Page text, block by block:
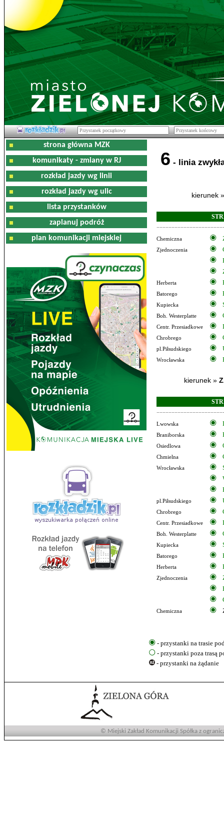
strona główna MZK
komunikaty - zmiany w RJ
rozkład jazdy wg linii
rozkład jazdy wg ulic
lista przystanków
zaplanuj podróż
plan komunikacji miejskiej
6 - linia
kierunek
Chemiczna
Zjednoczenia
Herberta
Batorego
Kupiecka
Boh. Westerplatte
Centr. Przesiadkowe
Chrobrego
pl.Piłsudskiego
Wrocławska
kierunek »
Lwowska
Braniborska
Osiedlowa
Chmielna
Wrocławska
pl.Piłsudskiego
Chrobrego
Centr. Przesiadkowe
Boh. Westerplatte
Kupiecka
Batorego
Herberta
Zjednoczenia
Chemiczna
- przystanki na trasie
- przystanki poza trasą
- przystanki na żądanie
© Miejski Zakład Komunikacji Spółka z